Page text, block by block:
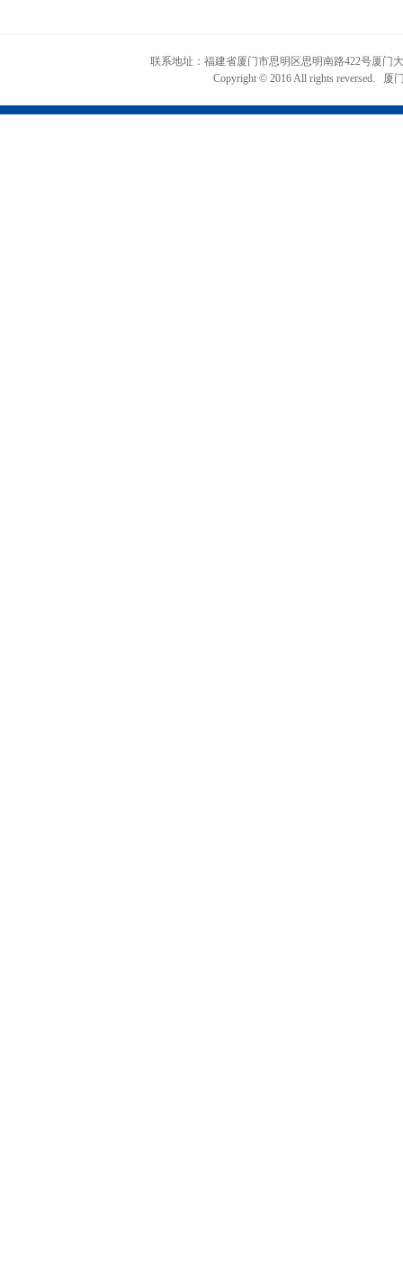
联系地址：福建省厦门市思明区思明南路422号厦门
Copyright © 2016 All rights reversed.